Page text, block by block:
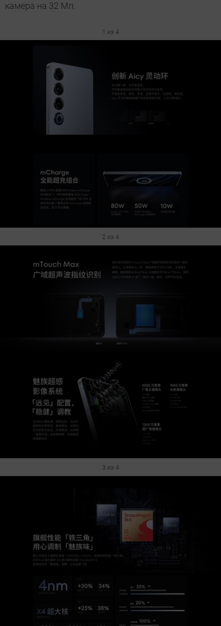
камера на 32 Мп.
1 из 4
2 из 4
3 из 4